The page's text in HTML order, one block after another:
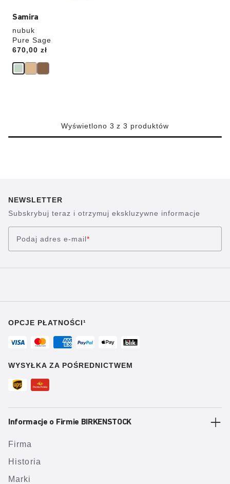
Samira
nubuk
Pure Sage
Price:
670,00 zł
Wyświetlono 3 z 3 produktów
NEWSLETTER
Subskrybuj teraz i otrzymuj ekskluzywne informacje
Podaj adres e-mail*
OPCJE PŁATNOŚCI¹
WYSYŁKA ZA POŚREDNICTWEM
Informacje o Firmie BIRKENSTOCK
Firma
Historia
Marki